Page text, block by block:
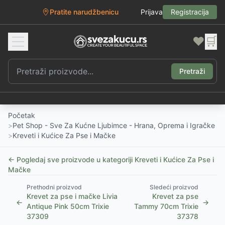
Pratite narudžbenicu Prijava Registracija
❤️ 🛒
Pretraži
Početak
>Pet Shop - Sve Za Kućne Ljubimce - Hrana, Oprema i Igračke
>Kreveti i Kućice Za Pse i Mačke
← Pogledaj sve proizvode u kategoriji Kreveti i Kućice Za Pse i
Mačke
←
Prethodni proizvod
Krevet za pse i mačke Livia
Antique Pink 50cm Trixie
37309
Sledeći proizvod
Krevet za pse
Tammy 70cm Trixie
37378
→